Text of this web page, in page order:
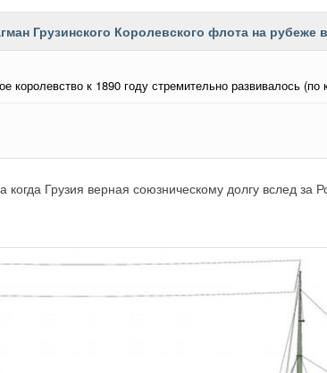
когда Грузия верная союзническому долгу вслед за